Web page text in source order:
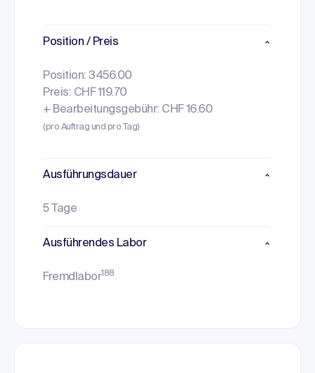
Position / Preis
Position: 3456.00
Preis: CHF 119.70
+ Bearbeitungsgebühr: CHF 16.60
(pro Auftrag und pro Tag)
Ausführungsdauer
5 Tage
Ausführendes Labor
Fremdlabor188